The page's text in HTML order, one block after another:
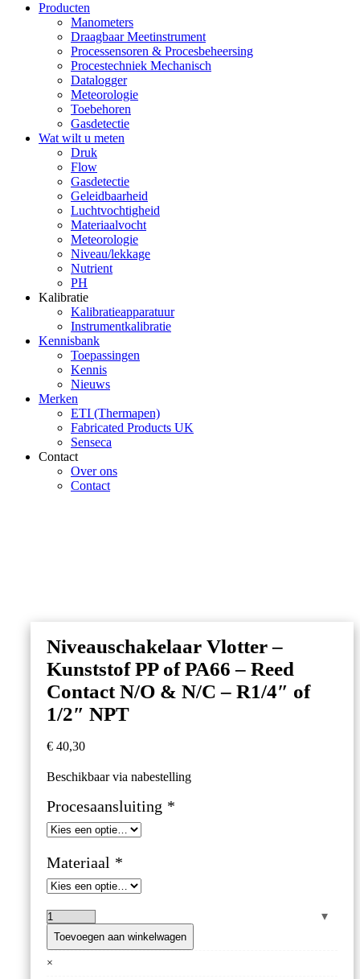
Producten
Manometers
Draagbaar Meetinstrument
Processensoren & Procesbeheersing
Procestechniek Mechanisch
Datalogger
Meteorologie
Toebehoren
Gasdetectie
Wat wilt u meten
Druk
Flow
Gasdetectie
Geleidbaarheid
Luchtvochtigheid
Materiaalvocht
Meteorologie
Niveau/lekkage
Nutrient
PH
Kalibratie
Kalibratieapparatuur
Instrumentkalibratie
Kennisbank
Toepassingen
Kennis
Nieuws
Merken
ETI (Thermapen)
Fabricated Products UK
Senseca
Contact
Over ons
Contact
Niveauschakelaar Vlotter –
Kunststof PP of PA66 – Reed
Contact N/O & N/C – R1/4″ of
1/2″ NPT
€ 40,30
Beschikbaar via nabestelling
Procesaansluiting *
Materiaal *
Niveauschakelaar
Vlotter
–
Kunststof
Toevoegen aan winkelwagen
×